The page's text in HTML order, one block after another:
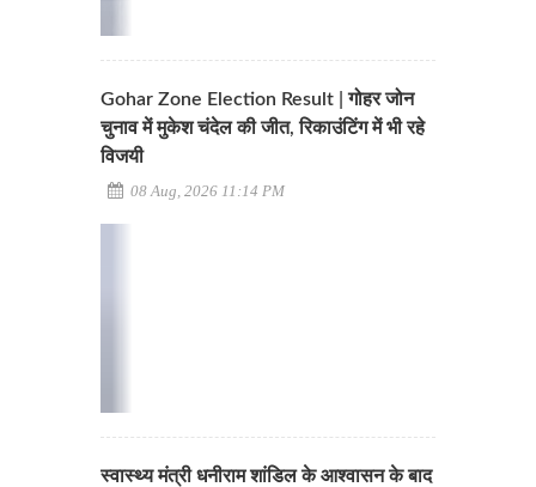
Gohar Zone Election Result | गोहर जोन
चुनाव में मुकेश चंदेल की जीत, रिकाउंटिंग में भी रहे
विजयी
08 Aug, 2026 11:14 PM
स्वास्थ्य मंत्री धनीराम शांडिल के आश्वासन के बाद